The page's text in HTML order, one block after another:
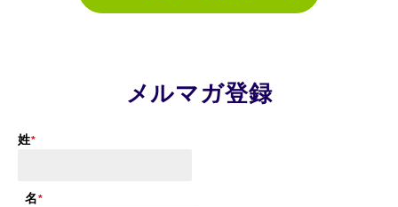
メルマガ登録
姓
名